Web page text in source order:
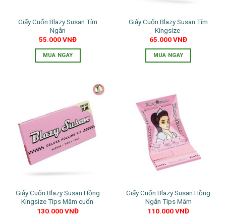
Giấy Cuốn Blazy Susan Tím
Ngắn
55.000VNĐ
MUA NGAY
Giấy Cuốn Blazy Susan Tím
Kingsize
65.000VNĐ
MUA NGAY
Giấy Cuốn Blazy Susan Hồng
Kingsize Tips Mâm cuốn
130.000VNĐ
Giấy Cuốn Blazy Susan Hồng
Ngắn Tips Mâm
110.000VNĐ